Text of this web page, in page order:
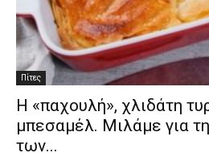
Πίτες
H «παχουλή», χλιδάτη
μπεσαμέλ. Μιλάμε για
των...